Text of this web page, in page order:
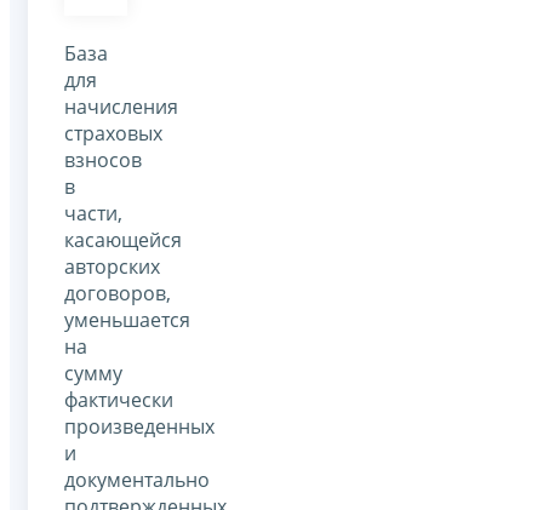
База
для
начисления
страховых
взносов
в
части,
касающейся
авторских
договоров,
уменьшается
на
сумму
фактически
произведенных
и
документально